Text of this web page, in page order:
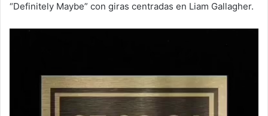
“Definitely Maybe” con giras centradas en Liam Gallagher.